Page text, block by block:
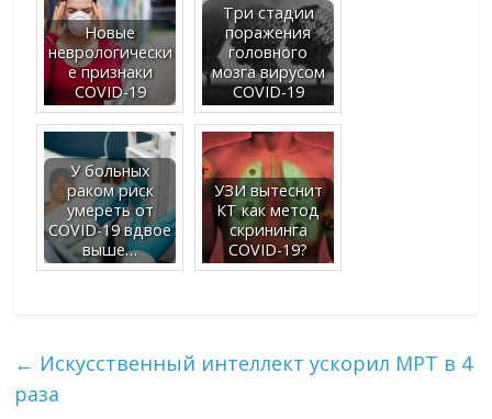
Новые
неврологически
е признаки
COVID-19
Три стадии
поражения
головного
мозга вирусом
COVID-19
У больных
раком риск
умереть от
COVID-19 вдвое
выше…
УЗИ вытеснит
КТ как метод
скрининга
COVID-19?
← Искусственный интеллект ускорил МРТ в 4
раза